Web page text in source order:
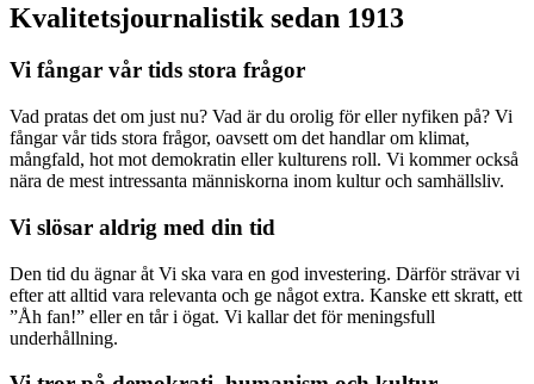
Kvalitetsjournalistik sedan 1913
Vi fångar vår tids stora frågor
Vad pratas det om just nu? Vad är du orolig för eller nyfiken på? Vi
fångar vår tids stora frågor, oavsett om det handlar om klimat,
mångfald, hot mot demokratin eller kulturens roll. Vi kommer också
nära de mest intressanta människorna inom kultur och samhällsliv.
Vi slösar aldrig med din tid
Den tid du ägnar åt Vi ska vara en god investering. Därför strävar vi
efter att alltid vara relevanta och ge något extra. Kanske ett skratt, ett
”Åh fan!” eller en tår i ögat. Vi kallar det för meningsfull
underhållning.